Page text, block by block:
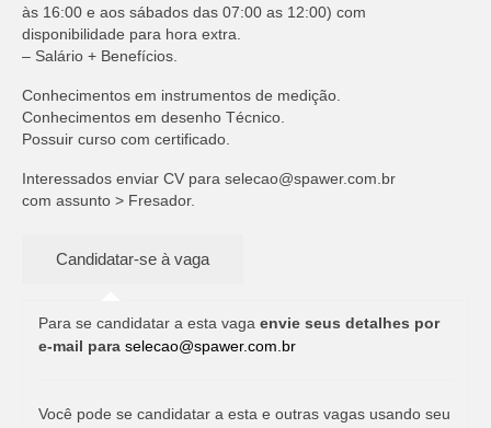
às 16:00 e aos sábados das 07:00 as 12:00) com
disponibilidade para hora extra.
– Salário + Benefícios.
Conhecimentos em instrumentos de medição.
Conhecimentos em desenho Técnico.
Possuir curso com certificado.
Interessados enviar CV para selecao@spawer.com.br
com assunto > Fresador.
Para se candidatar a esta vaga envie seus detalhes por
e-mail para selecao@spawer.com.br
Você pode se candidatar a esta e outras vagas usando seu